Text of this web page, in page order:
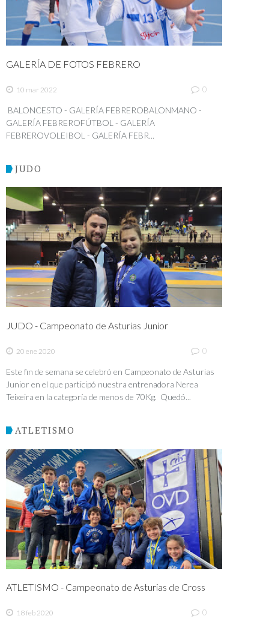
GALERÍA DE FOTOS FEBRERO
10 mar 2022 0
BALONCESTO - GALERÍA FEBREROBALONMANO -
GALERÍA FEBREROFÚTBOL - GALERÍA
FEBREROVOLEIBOL - GALERÍA FEBR...
JUDO
JUDO - Campeonato de Asturias Junior
20 ene 2020 0
Este fin de semana se celebró en Campeonato de Asturias
Junior en el que participó nuestra entrenadora Nerea
Teixeira en la categoría de menos de 70Kg. Quedó...
ATLETISMO
ATLETISMO - Campeonato de Asturias de Cross
18 feb 2020 0